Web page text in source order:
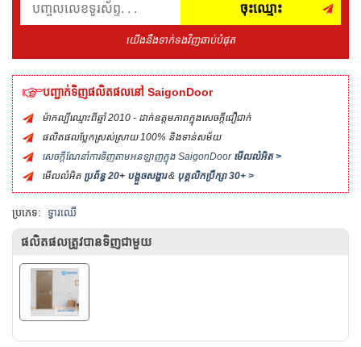
ចុះឈ្មោះ
យើងនឹងទាក់ទងវិញឆាប់បំផុត
បញ្ជាក់ទិញផលិតផលនៅ SaigonDoor
ម៉ាកល្បីឈ្មោះពីឆ្នាំ 2010 - ដាក់ឧត្តមភាពក្នុងសេចក្ដីជឿជាក់
ផលិតផលប្លែកស្រស់ស្រាយ 100% និងទាន់សម័យ
សេចក្ដីណែនាំការទិញតាមអនឡាញក្នុង SaigonDoor មើលលំអិត >
មើលលំអិត ប្រព័ន្ធ 20+ បង្អួចសង្ហារ& បុគ្គលិកប្រឹក្សា 30+ >
ប្រភេទ: ទ្វារឈើ
ផលិតផលត្រូវបានទិញជាមួយ